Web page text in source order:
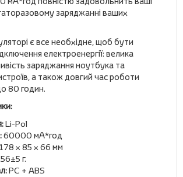
заряджанні ваших
є все необхідне, щоб бути
електроенергії: велика
заряджання ноутбука та
а також довгий час роботи
80 годин.
Li-Pol
60000 мА*год
x 85 x 66 мм
г.
PC + ABS